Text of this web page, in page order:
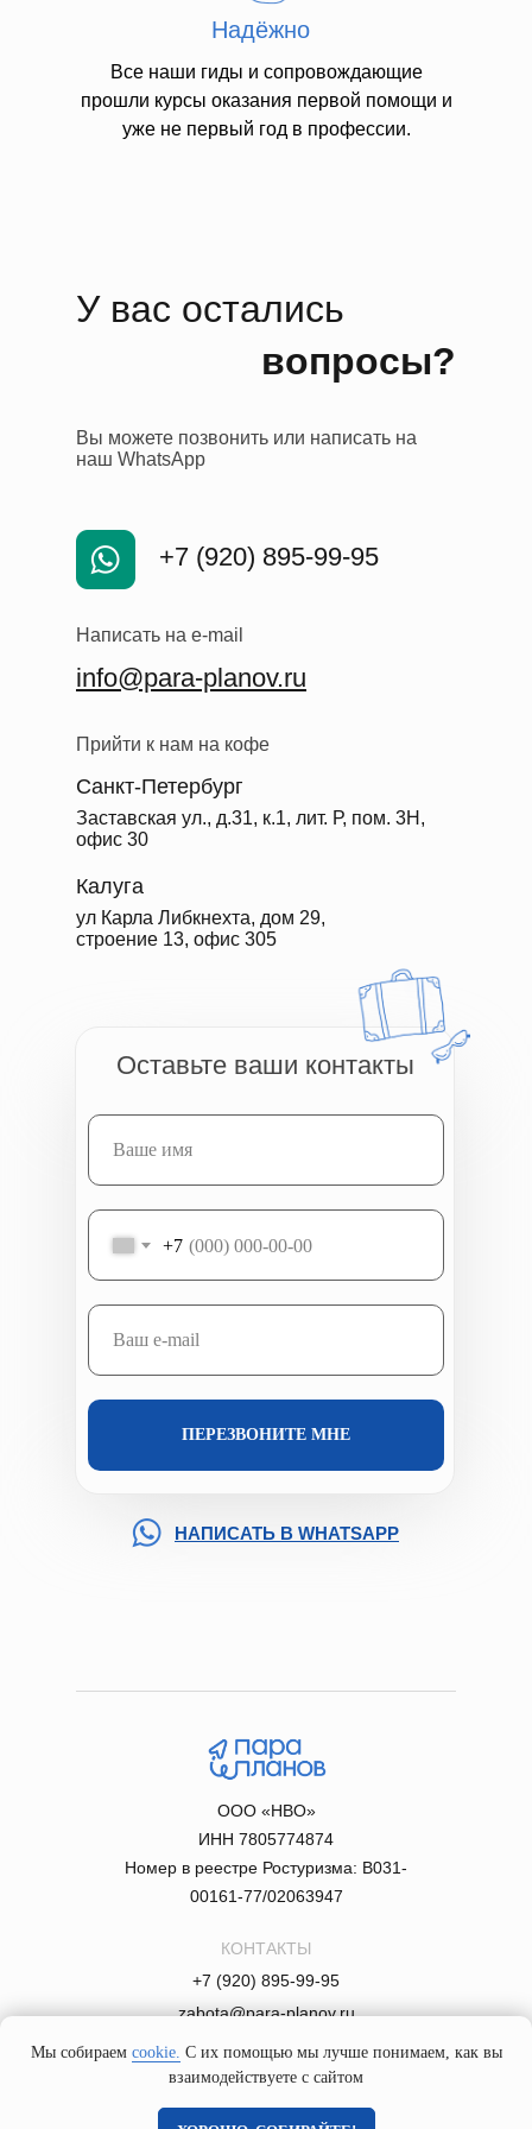
Мы собираем cookie. С их помощью мы лучше понимаем, как вы
взаимодействуете с сайтом
Надёжно
Все наши гиды и сопровождающие
прошли курсы оказания первой помощи и
уже не первый год в профессии.
У вас остались
вопросы?
Вы можете позвонить или написать на
наш WhatsApp
Написать на e-mail
+7 (920) 895-99-95
info@para-planov.ru
Оставьте ваши контакты
Прийти к нам на кофе
Санкт-Петербург
Калуга
ул Карла Либкнехта, дом 29,
строение 13, офис 305
Заставская ул., д.31, к.1, лит. Р, пом. 3Н,
офис 30
+7
ПЕРЕЗВОНИТЕ МНЕ
НАПИСАТЬ В WHATSAPP
Контакты и сведения
ООО «НВО»
ИНН 7805774874
Номер в реестре Ростуризма: В031-
00161-77/02063947
КОНТАКТЫ
+7 (920) 895-99-95
zabota@para-planov.ru